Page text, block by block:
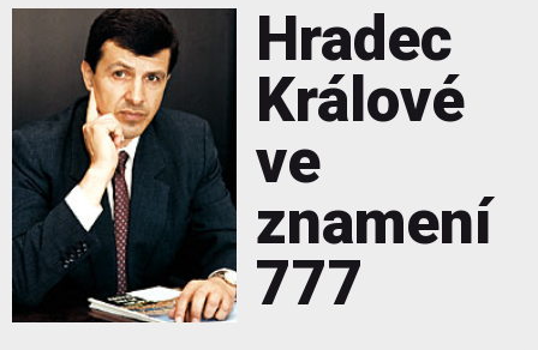
Hradec
Králové
ve
znamení
777